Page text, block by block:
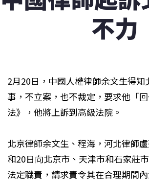
不力
2月20日，中國人權律師余文生得
事，不立案，也不裁定，要求他「
法》，他將上訴到高級法院。
北京律師余文生、程海，河北律師
和20日向北京市、天津市和石家莊
法定職責，請求責令其在合理期間